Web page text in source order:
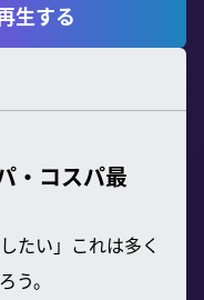
生する
・コスパ最
たい」これは多く
う。